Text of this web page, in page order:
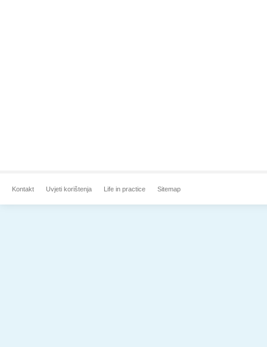
Kontakt Uvjeti korištenja Life in practice Sitemap